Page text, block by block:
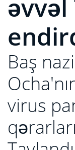
əvvəl
Baş
virus